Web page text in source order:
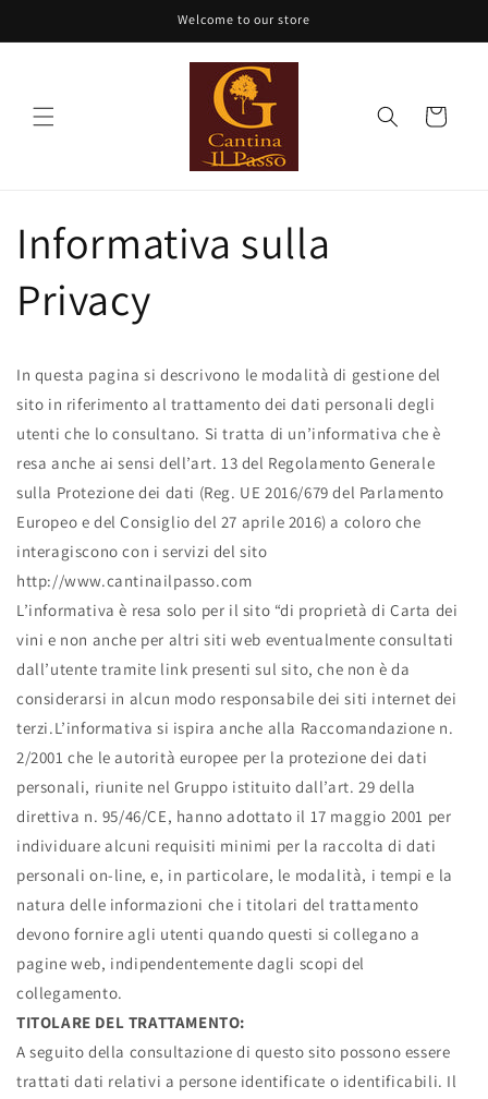
ai contenuti
Welcome to our store
Carrello
Informativa sulla
Privacy
In questa pagina si descrivono le modalità di gestione del
sito in riferimento al trattamento dei dati personali degli
utenti che lo consultano. Si tratta di un’informativa che è
resa anche ai sensi dell’art. 13 del Regolamento Generale
sulla Protezione dei dati (Reg. UE 2016/679 del Parlamento
Europeo e del Consiglio del 27 aprile 2016) a coloro che
interagiscono con i servizi del sito
http://www.cantinailpasso.com
L’informativa è resa solo per il sito “di proprietà di Carta dei
vini e non anche per altri siti web eventualmente consultati
dall’utente tramite link presenti sul sito, che non è da
considerarsi in alcun modo responsabile dei siti internet dei
terzi.L’informativa si ispira anche alla Raccomandazione n.
2/2001 che le autorità europee per la protezione dei dati
personali, riunite nel Gruppo istituito dall’art. 29 della
direttiva n. 95/46/CE, hanno adottato il 17 maggio 2001 per
individuare alcuni requisiti minimi per la raccolta di dati
personali on-line, e, in particolare, le modalità, i tempi e la
natura delle informazioni che i titolari del trattamento
devono fornire agli utenti quando questi si collegano a
pagine web, indipendentemente dagli scopi del
collegamento.
TITOLARE DEL TRATTAMENTO:
A seguito della consultazione di questo sito possono essere
trattati dati relativi a persone identificate o identificabili. Il